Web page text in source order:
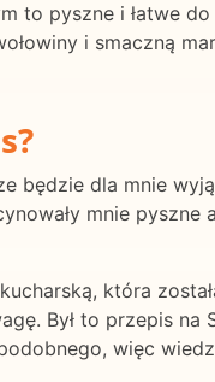
to pyszne i łatwe
i smaczną
będzie dla mnie
mnie pyszne
która
Był to przepis
więc